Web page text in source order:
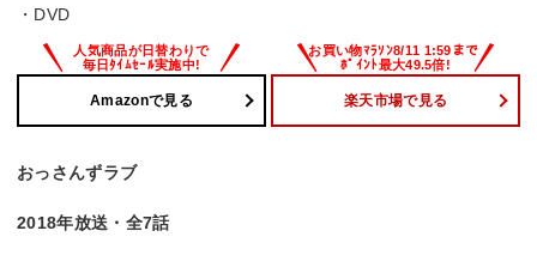
・DVD
Amazonで見る 楽天市場で見る
おっさんずラブ
2018年放送・全7話